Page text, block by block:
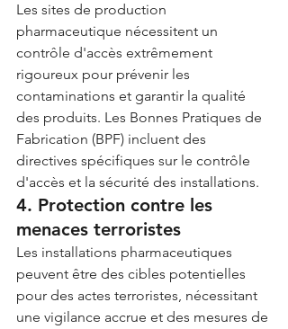
Les sites de production
pharmaceutique nécessitent un
contrôle d'accès extrêmement
rigoureux pour prévenir les
contaminations et garantir la qualité
des produits. Les Bonnes Pratiques de
Fabrication (BPF) incluent des
directives spécifiques sur le contrôle
d'accès et la sécurité des installations.
4. Protection contre les
menaces terroristes
Les installations pharmaceutiques
peuvent être des cibles potentielles
pour des actes terroristes, nécessitant
une vigilance accrue et des mesures de